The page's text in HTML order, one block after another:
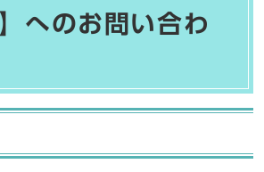
へのお問い合わ